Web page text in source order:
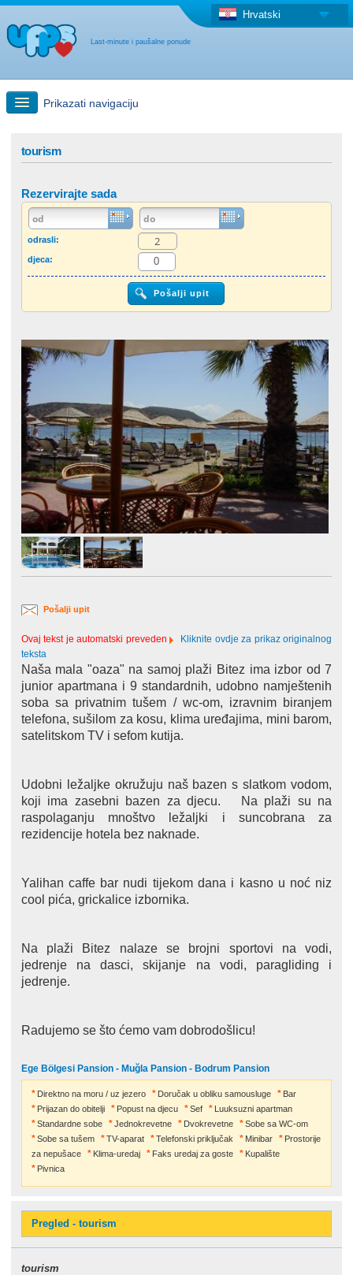
Last-minute i paušalne ponude
Hrvatski
Prikazati navigaciju
"Last Minute"ponuda + Paušalna ponuda
Druga država
tourism
Rezervirajte sada
odrasli:
djeca:
Pošalji upit
Ovaj tekst je automatski preveden
Kliknite ovdje za prikaz originalnog
teksta
Naša mala "oaza" na samoj plaži Bitez ima izbor od 7
junior apartmana i 9 standardnih, udobno namještenih
soba sa privatnim tušem / wc-om, izravnim biranjem
telefona, sušilom za kosu, klima uređajima, mini barom,
satelitskom TV i sefom kutija.
Udobni ležaljke okružuju naš bazen s slatkom vodom,
koji ima zasebni bazen za djecu.
Na plaži su na
raspolaganju mnoštvo ležaljki i suncobrana za
rezidencije hotela bez naknade.
Yalihan caffe bar nudi tijekom dana i kasno u noć niz
cool pića, grickalice izbornika.
Na plaži Bitez nalaze se brojni sportovi na vodi,
jedrenje na dasci, skijanje na vodi, paragliding i
jedrenje.
Radujemo se što ćemo vam dobrodošlicu!
Ege Bölgesi Pansion - Muğla Pansion - Bodrum Pansion
Direktno na moru / uz jezero Doručak u obliku samousluge
Bar
Prijazan do obitelji
Popust na djecu Sef
Luuksuzni apartman
Standardne sobe
Jednokrevetne Dvokrevetne
Sobe sa WC-om
Sobe sa tušem
TV-aparat Telefonski priključak Minibar
Prostorije
za nepušace
Klima-uredaj Faks uredaj za goste
Kupalište
Pivnica
Pregled - tourism
tourism